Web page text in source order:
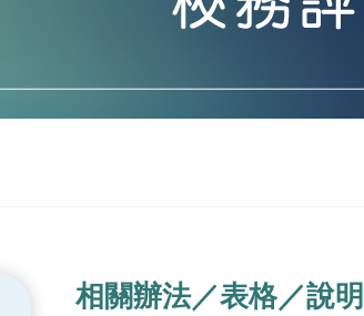
相關辦法／表格／說明